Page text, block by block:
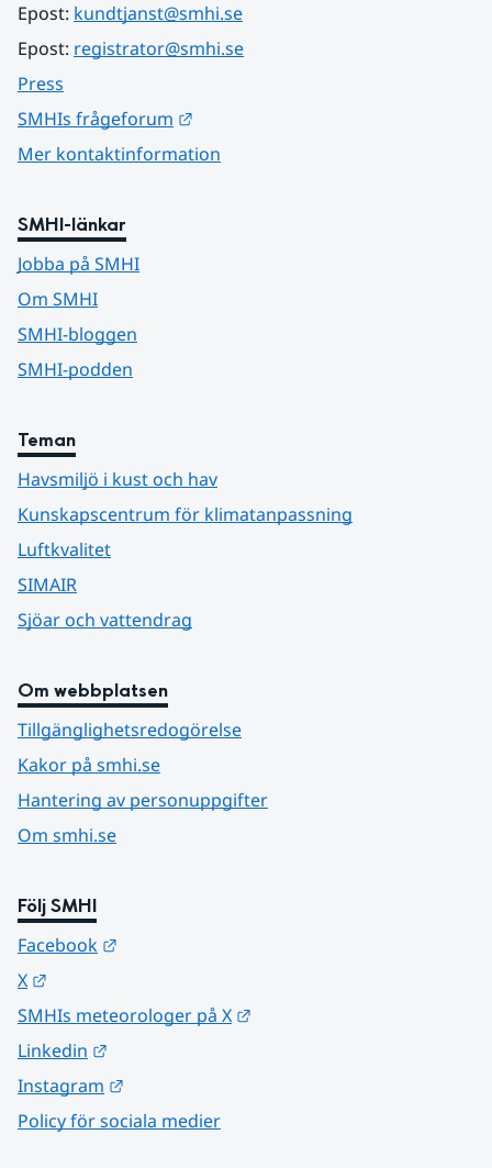
Epost: kundtjanst@smhi.se
Epost: registrator@smhi.se
Press
SMHIs frågeforum
Mer kontaktinformation
SMHI-länkar
Jobba på SMHI
Om SMHI
SMHI-bloggen
SMHI-podden
Teman
Havsmiljö i kust och hav
Kunskapscentrum för klimatanpassning
Luftkvalitet
SIMAIR
Sjöar och vattendrag
Om webbplatsen
Tillgänglighetsredogörelse
Kakor på smhi.se
Hantering av personuppgifter
Om smhi.se
Följ SMHI
Facebook
X
SMHIs meteorologer på X
Linkedin
Instagram
Policy för sociala medier